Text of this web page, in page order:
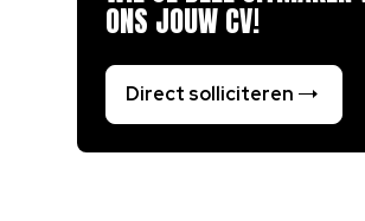
ONS JOUW CV!
Direct solliciteren